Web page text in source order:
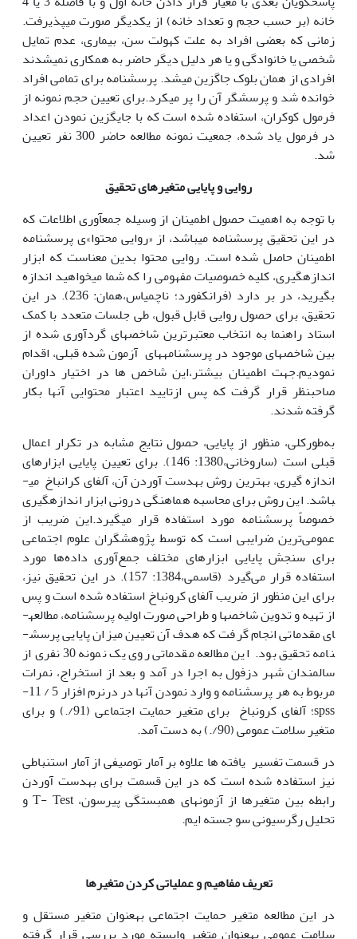
خانه (بر حسب حجم و تعداد خانه) از یک­دیگر صورت می­پذیرفت.
زمانی که بعضی افراد به علت کهولت سن، بیماری، عدم تمایل
شخصی یا خانوادگی و یا هر دلیل دیگر حاضر به همکاری نمی­شدند
افرادی از همان بلوک جاگزین می­شد. پرسش­نامه برای تمامی افراد
خوانده شد و پرسش­گر آن را پر می­کرد.برای تعیین حجم نمونه از
فرمول کوکران، استفاده شده است که با جایگزین نمودن اعداد
در فرمول یاد شده، جمعیت نمونه مطالعه حاضر 300 نفر تعیین
شد.
روایی و پایایی متغیرهای تحقیق
با توجه به اهمیت حصول اطمینان از وسیله جمع­آوری اطلاعات که
در این تحقیق پرسش­نامه می­باشد، از «روایی محتوا»ی پرسش­نامه
اطمینان حاصل شده است. روایی محتوا بدین معناست که ابزار
اندازه­گیری، کلیه خصوصیات مفهومی را که شما می­خواهید اندازه
بگیرید، در بر دارد (فرانکفورد؛ ناچمیاس،همان: 236). در این
تحقیق، برای حصول روایی قابل قبول، طی جلسات متعدد با کمک
استاد راهنما به انتخاب معتبرترین شاخص­های گردآوری شده از
بین شاخص­های موجود در پرسش­نامه­های آزمون شده قبلی، اقدام
نمودیم.جهت اطمینان بیشتر،این شاخص ها در اختیار داوران
صاحبنظر قرار گرفت که پس ازتایید اعتبار محتوایی آنها بکار
گرفته شدند.
به‌‌‌طورکلی، منظور از پایایی، ‌حصول نتایج مشابه در تکرار اعمال
قبلی است (ساروخانی،1380: 146). برای تعیین پایایی ابزارهای
اندازه گیری، بهترین روش به­دست آوردن آن، آلفای کرانباخ می­
باشد. این روش برای محاسبه هماهنگی درونی ابزار اندازه­گیری
خصوصاً پرسش­نامه مورد استفاده قرار می­گیرد.این ضریب از
عمومی‌ترین ضرایبی است که توسط پژوهش­گران علوم اجتماعی
برای سنجش پایایی ابزارهای مختلف جمع‌آوری داده‌ها مورد
استفاده قرار می‌گیرد (قاسمی،1384: 157). در این تحقیق نیز،
برای این منظور از ضریب آلفای کرونباخ استفاده شده است و پس
از تهیه و تدوین شاخص­ها و طراحی صورت اولیه پرسش­نامه، مطالعه­
ای مقدماتی انجام گرفت که هدف آن تعیین میزان پایایی پرسش­
نامه تحقیق بود. این مطالعه مقدماتی روی یک نمونه 30 نفری از
سالمندان شهر دزفول به اجرا در آمد و بعد از استخراج، نمرات
مربوط به هر پرسش­نامه و وارد نمودن آن­ها در درنرم افزار 5 / 11-
spss؛ آلفای کرونباخ برای متغیر حمایت اجتماعی (91/.) و برای
متغیر سلامت عمومی (90/.) به دست آمد.
در قسمت تفسیر یافته ها علاوه بر آمار توصیفی از آمار استنباطی
نیز استفاده شده است که در این قسمت برای به­دست آوردن
رابطه بین متغیرها از آزمون­های همبستگی پیرسون، T- Test و
تحلیل رگرسیونی سو جسته ایم.
تعریف مفاهیم و عملیاتی کردن متغیرها
در این مطالعه متغیر حمایت اجتماعی به­عنوان متغیر مستقل و